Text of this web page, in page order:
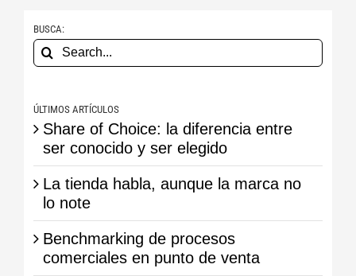
BUSCA:
Search
for:
ÚLTIMOS ARTÍCULOS
Share of Choice: la diferencia entre
ser conocido y ser elegido
La tienda habla, aunque la marca no
lo note
Benchmarking de procesos
comerciales en punto de venta